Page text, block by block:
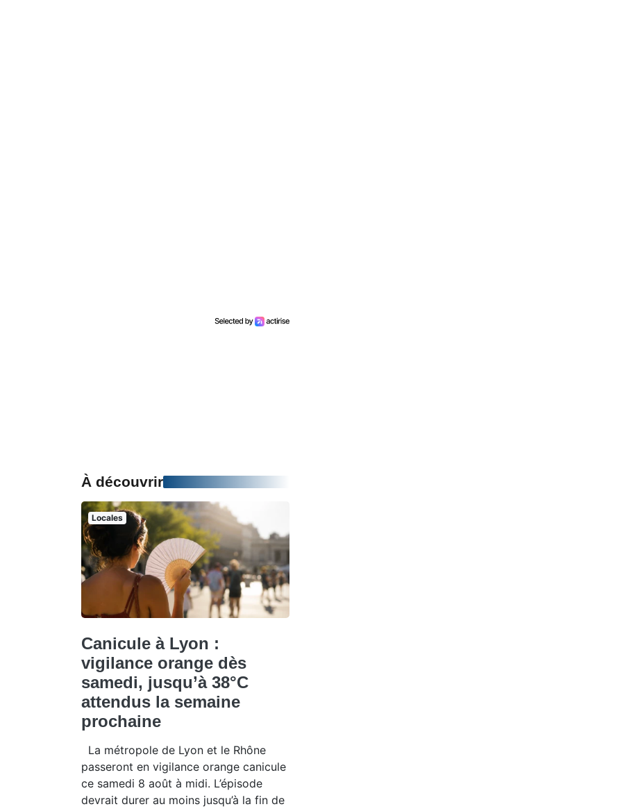
À découvrir
Locales
Canicule à Lyon :
vigilance orange dès
samedi, jusqu’à 38°C
attendus la semaine
prochaine
La métropole de Lyon et le Rhône
passeront en vigilance orange canicule
ce samedi 8 août à midi. L’épisode
devrait durer au moins jusqu’à la fin de